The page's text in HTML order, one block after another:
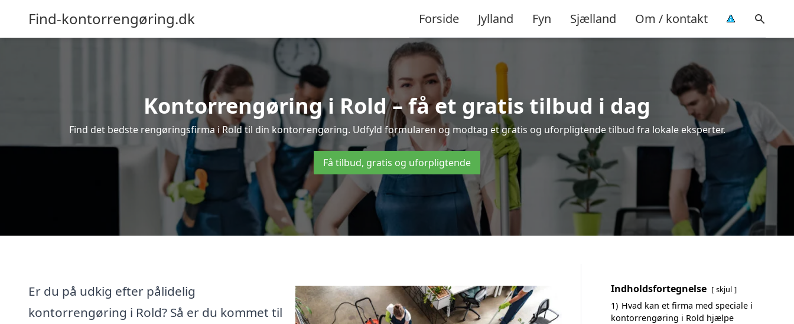
Find-kontorrengøring.dk Forside Jylland Fyn Sjælland Om / kontakt
Kontorrengøring i Rold – få et gratis tilbud i dag
Find det bedste rengøringsfirma i Rold til din kontorrengøring. Udfyld formularen og modtag et gratis og uforpligtende tilbud fra lokale eksperter.
Få tilbud, gratis og uforpligtende
Er du på udkig efter pålidelig
kontorrengøring i Rold? Så er du kommet til
Indholdsfortegnelse skjul
1) Hvad kan et firma med speciale i
kontorrengøring i Rold hjælpe